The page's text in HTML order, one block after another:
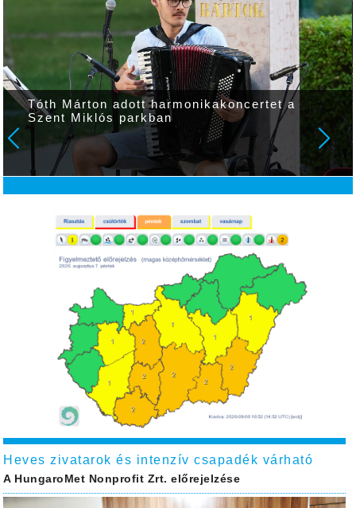
Tóth Márton adott harmonikakoncertet a
Szent Miklós parkban
Heves zivatarok és intenzív csapadék várható
A HungaroMet Nonprofit Zrt. előrejelzése